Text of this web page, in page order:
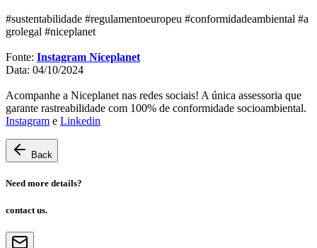
#sustentabilidade #regulamentoeuropeu #conformidadeambiental #a
grolegal #niceplanet
Fonte: Instagram Niceplanet
Data: 04/10/2024
Acompanhe a Niceplanet nas redes sociais! A única assessoria que
garante rastreabilidade com 100% de conformidade socioambiental.
Instagram e Linkedin
Back
Need more details?
contact us.